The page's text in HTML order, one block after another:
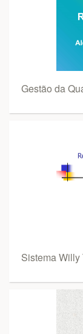
Gestão da
Sistema